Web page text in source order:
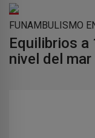
FUNAMBULISMO
Equilibrios a
nivel del mar